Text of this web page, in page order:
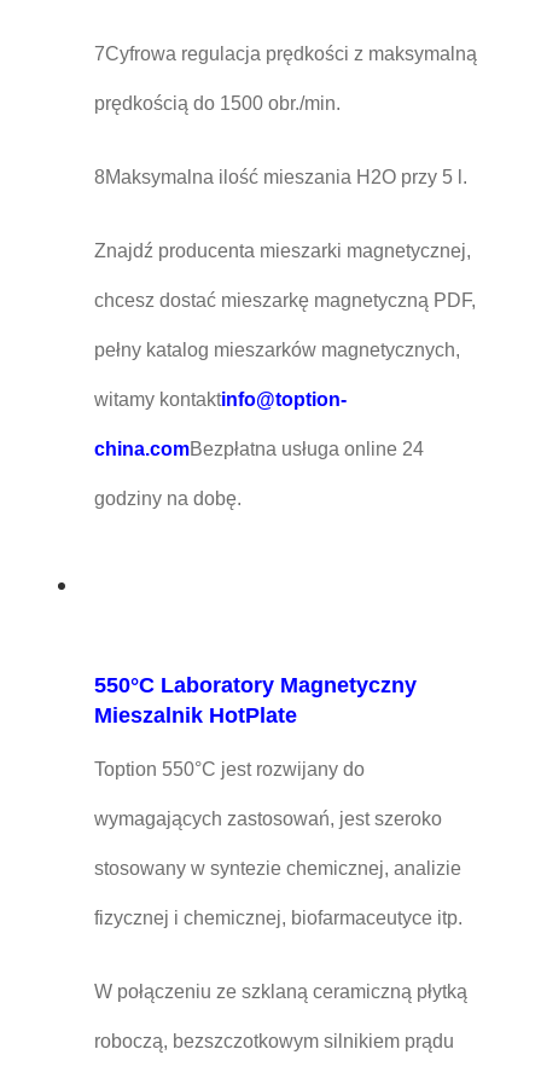
7Cyfrowa regulacja prędkości z maksymalną
prędkością do 1500 obr./min.
8Maksymalna ilość mieszania H2O przy 5 l.
Znajdź producenta mieszarki magnetycznej,
chcesz dostać mieszarkę magnetyczną PDF,
pełny katalog mieszarków magnetycznych,
witamy kontaktinfo@toption-
china.comBezpłatna usługa online 24
godziny na dobę.
550°C Laboratory Magnetyczny
Mieszalnik HotPlate
Toption 550°C jest rozwijany do
wymagających zastosowań, jest szeroko
stosowany w syntezie chemicznej, analizie
fizycznej i chemicznej, biofarmaceutyce itp.
W połączeniu ze szklaną ceramiczną płytką
roboczą, bezszczotkowym silnikiem prądu